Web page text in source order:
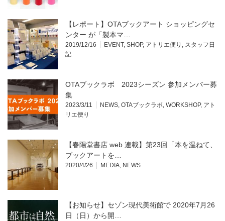
【レポート】OTAブックアート ショッピングセ
ンター が「製本マ…
2019/12/16 EVENT, SHOP, アトリエ便り , スタッフ日
記
OTAブックラボ 2023シーズン 参加メンバー募
集
2023/3/11 NEWS, OTAブックラボ, WORKSHOP, アト
リエ便り
【春陽堂書店 web 連載】第23回「本を温ねて、
ブックアートを…
2020/4/26 MEDIA, NEWS
【お知らせ】セゾン現代美術館で 2020年7月26
日（日）から開…